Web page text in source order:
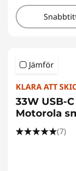
Jämför
KLARA ATT
33W USB-
Motorola
(7)